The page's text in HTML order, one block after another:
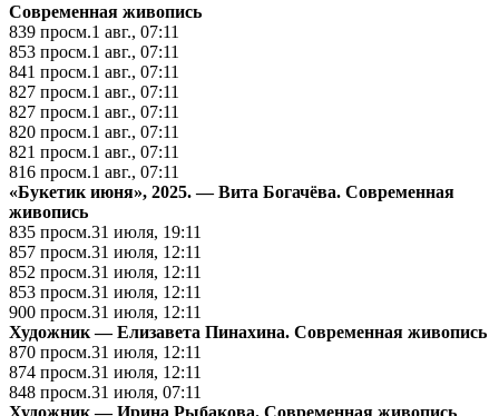
Cовременная живопись
839 просм.1 авг., 07:11
853 просм.1 авг., 07:11
841 просм.1 авг., 07:11
827 просм.1 авг., 07:11
827 просм.1 авг., 07:11
820 просм.1 авг., 07:11
821 просм.1 авг., 07:11
816 просм.1 авг., 07:11
«Букетик июня», 2025. — Вита Богачёва. Cовременная
живопись
835 просм.31 июля, 19:11
857 просм.31 июля, 12:11
852 просм.31 июля, 12:11
853 просм.31 июля, 12:11
900 просм.31 июля, 12:11
Художник — Елизавета Пинахина. Cовременная живопись
870 просм.31 июля, 12:11
874 просм.31 июля, 12:11
848 просм.31 июля, 07:11
Художник — Ирина Рыбакова. Cовременная живопись